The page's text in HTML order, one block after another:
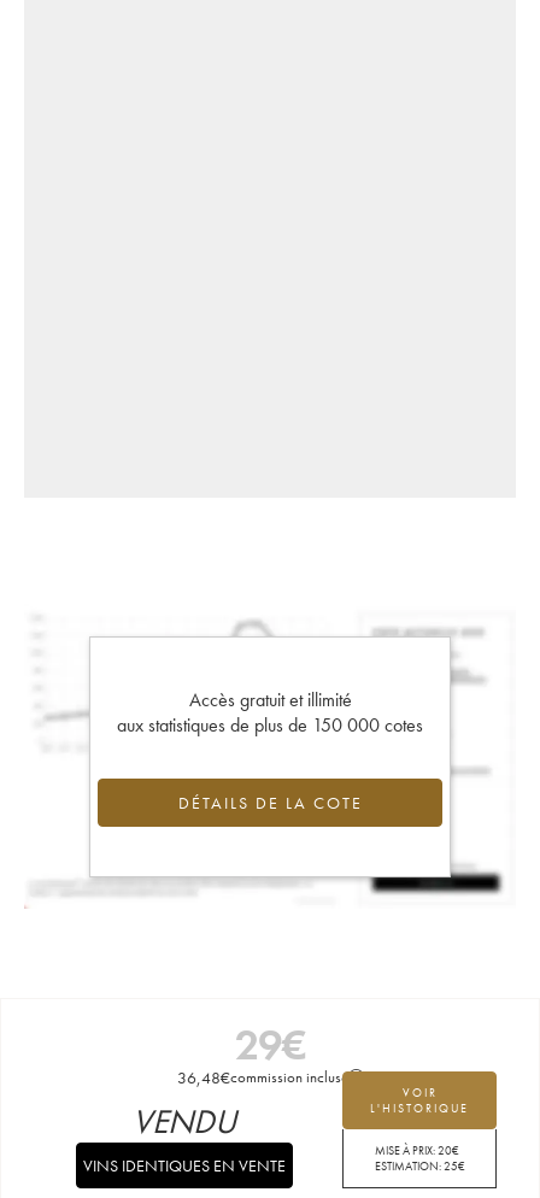
Accès gratuit et illimité
aux statistiques de plus de 150 000 cotes
DÉTAILS DE LA COTE
29€
36,48€commission incluse
VOIR
L'HISTORIQUE
MISE À PRIX:20€
ESTIMATION:25€
VENDU
VINS IDENTIQUES EN VENTE